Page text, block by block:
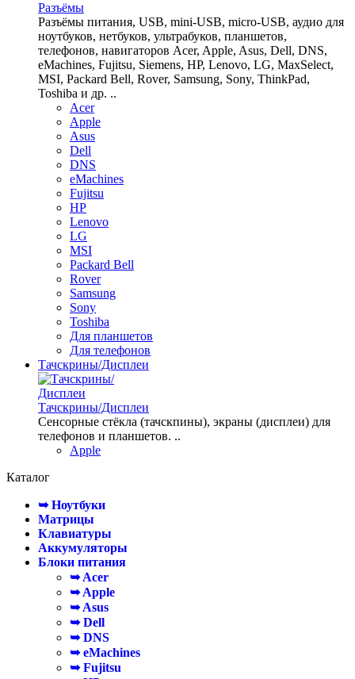
Разъёмы
Разъёмы питания, USB, mini-USB, micro-USB, аудио для
ноутбуков, нетбуков, ультрабуков, планшетов,
телефонов, навигаторов Acer, Apple, Asus, Dell, DNS,
eMachines, Fujitsu, Siemens, HP, Lenovo, LG, MaxSelect,
MSI, Packard Bell, Rover, Samsung, Sony, ThinkPad,
Toshiba и др. ..
Acer
Apple
Asus
Dell
DNS
eMachines
Fujitsu
HP
Lenovo
LG
MSI
Packard Bell
Rover
Samsung
Sony
Toshiba
Для планшетов
Для телефонов
Тачскрины/Дисплеи
Тачскрины/Дисплеи
Сенсорные стёкла (тачскпины), экраны (дисплеи) для
телефонов и планшетов. ..
Apple
Каталог
➥ Ноутбуки
Матрицы
Клавиатуры
Аккумуляторы
Блоки питания
➥ Acer
➥ Apple
➥ Asus
➥ Dell
➥ DNS
➥ eMachines
➥ Fujitsu